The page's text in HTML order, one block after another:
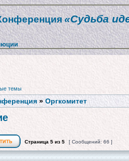
«Судьба
темы
» Оргкомитет
Страница 5 из 5 [ Сообщений: 66 ]